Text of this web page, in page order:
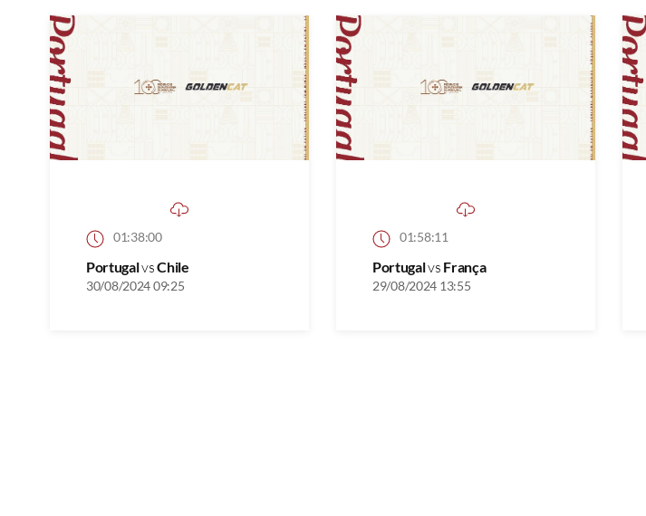
01:38:00
PortugalvsChile
30/08/2024 09:25
01:58:11
Portugalvs França
29/08/2024 13:55